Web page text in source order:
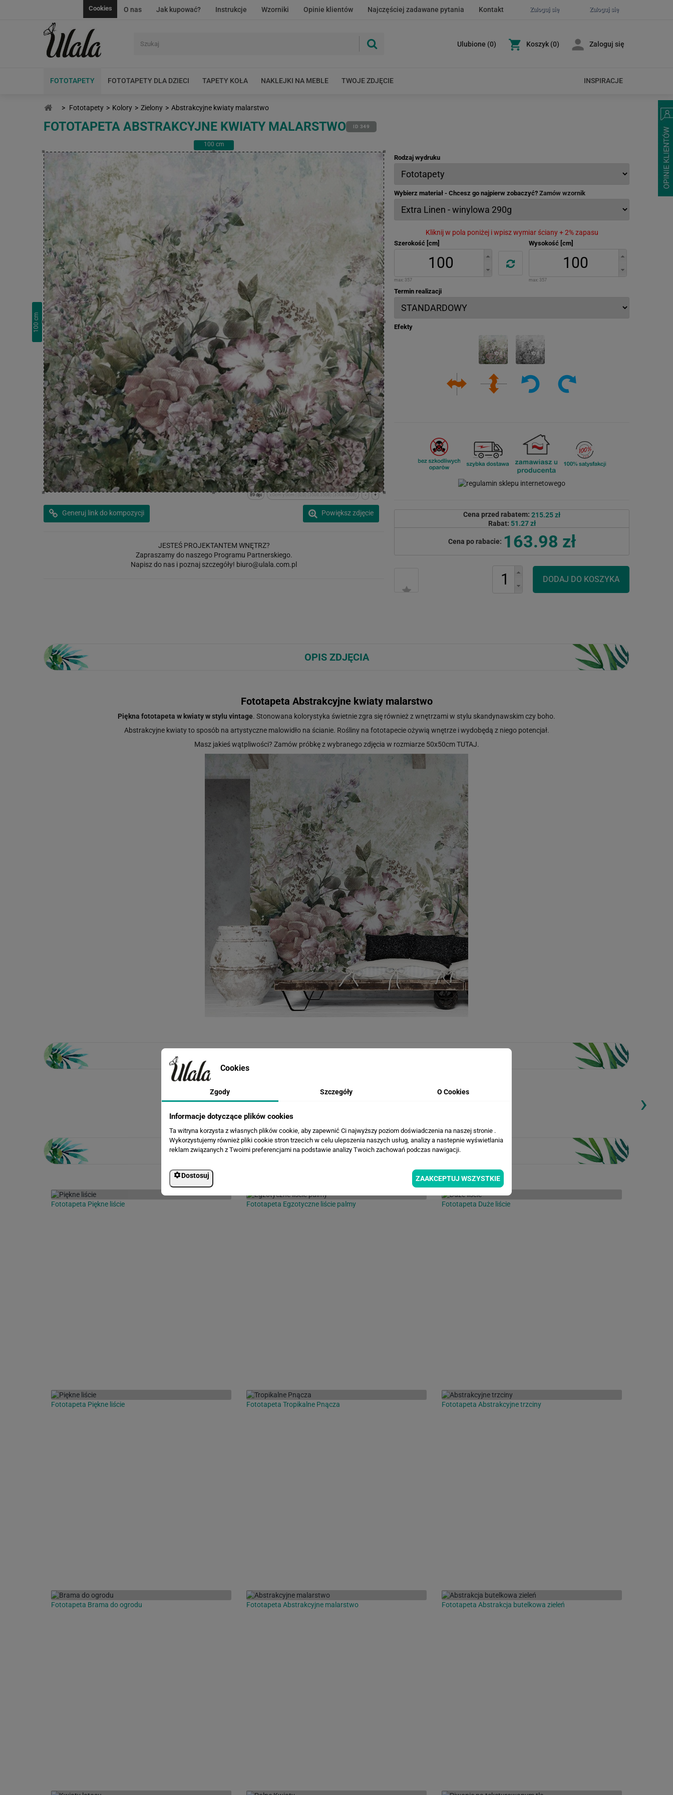
Zaloguj się
Zaloguj się
O nas Jak kupować? Instrukcje Wzorniki Opinie klientów Najczęściej zadawane pytania Kontakt
Cookies
Ulubione (0) Koszyk (0) Zaloguj się
FOTOTAPETY FOTOTAPETY DLA DZIECI TAPETY KOŁA NAKLEJKI NA MEBLE TWOJE ZDJĘCIE INSPIRACJE
> Fototapety > Kolory > Zielony > Abstrakcyjne kwiaty malarstwo
FOTOTAPETA ABSTRAKCYJNE KWIATY MALARSTWO ID 349
100 cm
100
cm
+
-
x:0cm y:0cm | (0,0) (3508,3508) (3508,3508)
89 dpi
Powiększ zdjęcie
Generuj link do kompozycji
JESTEŚ PROJEKTANTEM WNĘTRZ?
Zapraszamy do naszego Programu Partnerskiego.
Napisz do nas i poznaj szczegóły! biuro@ulala.com.pl
Rodzaj wydruku
Wybierz materiał - Chcesz go najpierw zobaczyć? Zamów wzornik
Kliknij w pola poniżej i wpisz wymiar ściany + 2% zapasu
Szerokość [cm]
max: 357
Wysokość [cm]
max: 357
Termin realizacji
Efekty
Cena przed rabatem: 215.25 zł
Rabat: 51.27 zł
Cena po rabacie: 163.98 zł
OPIS ZDJĘCIA
Fototapeta Abstrakcyjne kwiaty malarstwo
Piękna fototapeta w kwiaty w stylu vintage. Stonowana kolorystyka świetnie zgra się również z wnętrzami w stylu skandynawskim czy boho.
Abstrakcyjne kwiaty to sposób na artystyczne malowidło na ścianie. Rośliny na fototapecie ożywią wnętrze i wydobędą z niego potencjał.
Masz jakieś wątpliwości? Zamów próbkę z wybranego zdjęcia w rozmiarze 50x50cmTUTAJ.
Loading... Loading...
›
INSPIRACJE
Fototapeta Piękne liście Fototapeta Egzotyczne liście palmy Fototapeta Duże liście
Fototapeta Piękne liście Fototapeta Tropikalne Pnącza Fototapeta Abstrakcyjne trzciny
Fototapeta Brama do ogrodu Fototapeta Abstrakcyjne malarstwo Fototapeta Abstrakcja butelkowa zieleń
Cookies
Zgody Szczegóły O Cookies
Informacje dotyczące plików cookies
Ta witryna korzysta z własnych plików cookie, aby zapewnić Ci najwyższy poziom doświadczenia na naszej stronie .
Wykorzystujemy również pliki cookie stron trzecich w celu ulepszenia naszych usług, analizy a nastepnie wyświetlania
reklam związanych z Twoimi preferencjami na podstawie analizy Twoich zachowań podczas nawigacji.
Dostosuj ZAAKCEPTUJ WSZYSTKIE